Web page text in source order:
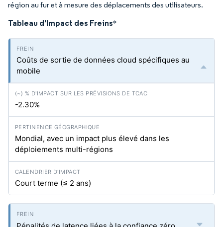
région au fur et à mesure des déplacements des utilisateurs.
Tableau d'Impact des Freins*
Coûts de sortie de données cloud spécifiques au
mobile
-2.30%
Mondial, avec un impact plus élevé dans les
déploiements multi-régions
Court terme (≤ 2 ans)